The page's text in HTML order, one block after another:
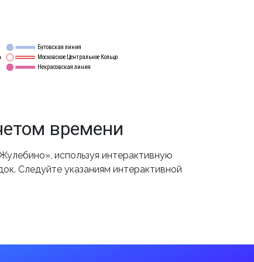
Бутовская линия
Московское Центральное Кольцо
Некрасовская линия
времени
используя интерактивную
Следуйте указаниям интерактивной